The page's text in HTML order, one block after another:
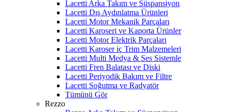
Lacetti Arka Takım ve Süspansiyon
Lacetti Dış Aydınlatma Ürünleri
Lacetti Motor Mekanik Parçaları
Lacetti Karoseri ve Kaporta Ürünler
Lacetti Motor Elektrik Parçaları
Lacetti Karoser iç Trim Malzemeleri
Lacetti Multi Medya & Ses Sistemle
Lacetti Fren Balatası ve Diski
Lacetti Periyodik Bakım ve Filtre
Lacetti Soğutma ve Radyatör
Tümünü Gör
Rezzo